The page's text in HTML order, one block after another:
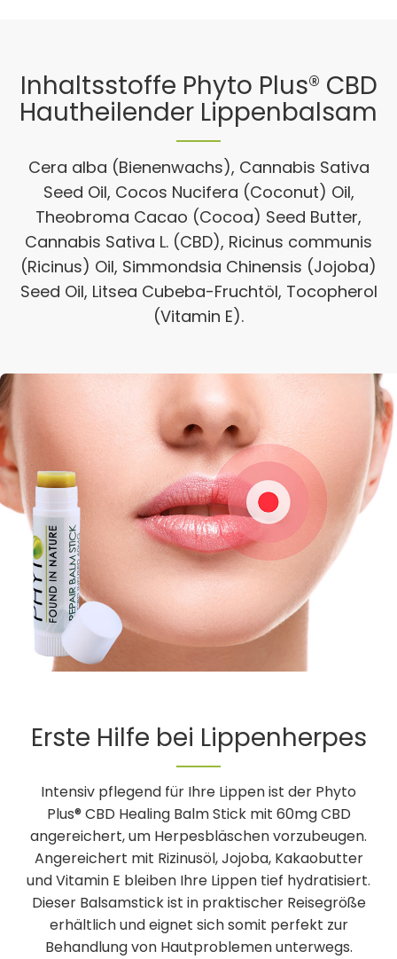
Inhaltsstoffe Phyto Plus® CBD
Hautheilender Lippenbalsam
Cera alba (Bienenwachs), Cannabis Sativa
Seed Oil, Cocos Nucifera (Coconut) Oil,
Theobroma Cacao (Cocoa) Seed Butter,
Cannabis Sativa L. (CBD), Ricinus communis
(Ricinus) Oil, Simmondsia Chinensis (Jojoba)
Seed Oil, Litsea Cubeba-Fruchtöl, Tocopherol
(Vitamin E).
Erste Hilfe bei Lippenherpes
Intensiv pflegend für Ihre Lippen ist der Phyto
Plus® CBD Healing Balm Stick mit 60mg CBD
angereichert, um Herpesbläschen vorzubeugen.
Angereichert mit Rizinusöl, Jojoba, Kakaobutter
und Vitamin E bleiben Ihre Lippen tief hydratisiert.
Dieser Balsamstick ist in praktischer Reisegröße
erhältlich und eignet sich somit perfekt zur
Behandlung von Hautproblemen unterwegs.